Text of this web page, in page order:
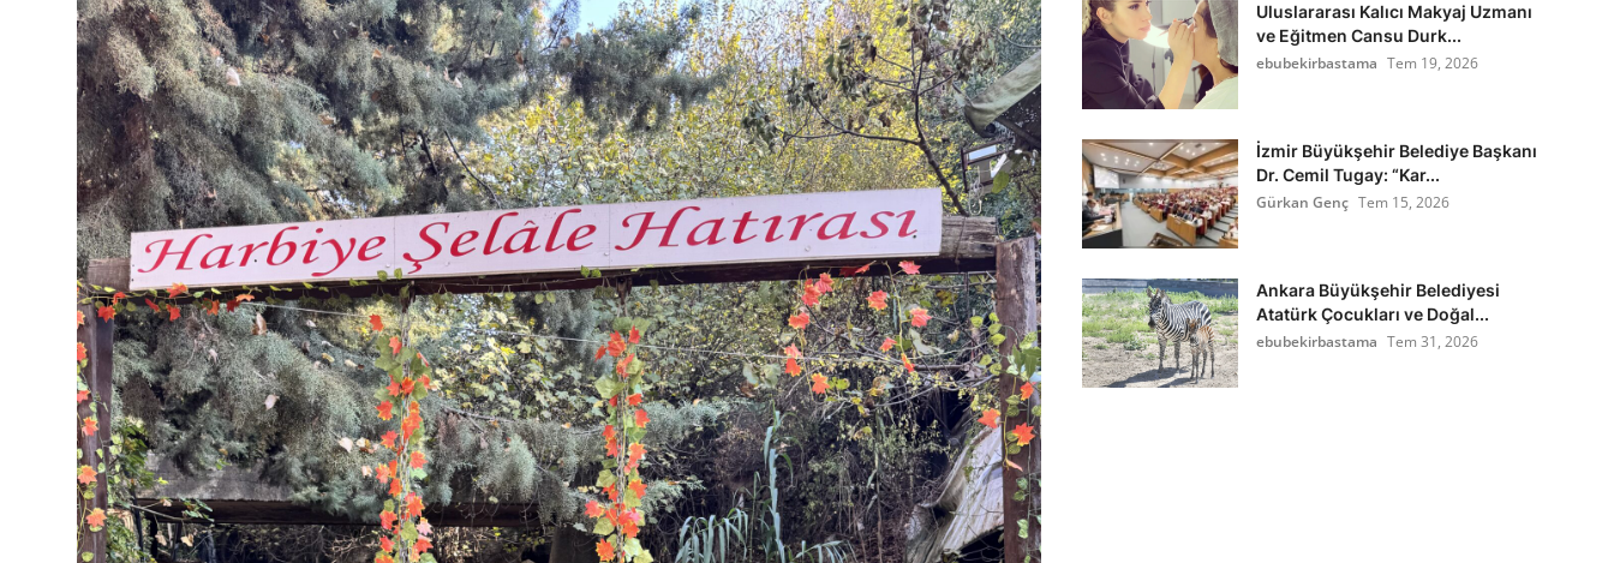
Uluslararası Kalıcı Makyaj Uzmanı
ve Eğitmen Cansu Durk...
ebubekirbastama Tem 19, 2026
İzmir Büyükşehir Belediye Başkanı
Dr. Cemil Tugay: “Kar...
Gürkan Genç Tem 15, 2026
Ankara Büyükşehir Belediyesi
Atatürk Çocukları ve Doğal...
ebubekirbastama Tem 31, 2026